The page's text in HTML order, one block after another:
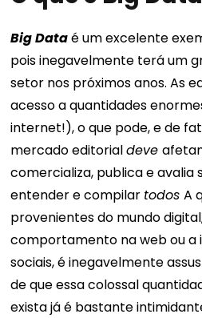
Big Dataé um excelente
pois inegavelmente terá um
setor nos próximos anos. As
acesso a quantidades
internet!), o que pode, e de
mercado editorialdeve
comercializa, publica e avalia
entender e compilar todosA
provenientes do mundo
comportamento na web ou a
sociais, é inegavelmente
de que essa colossal
exista já é bastante